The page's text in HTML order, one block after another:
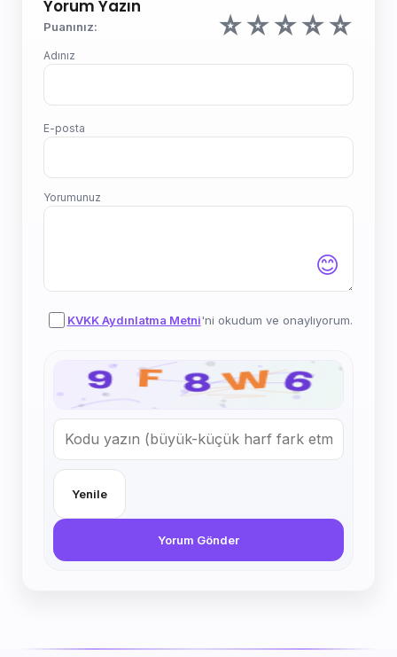
Yorum Yazın
Puanınız: ☆☆☆☆☆
Adınız
E-posta
Yorumunuz
😊
KVKK Aydınlatma Metni'ni okudum ve onaylıyorum.
Yenile
Yorum Gönder